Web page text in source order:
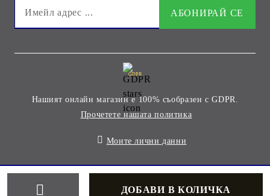
GDPR
Нашият онлайн магазин е 100% съобразен с GDPR.
Прочетете нашата политика
Моите лични данни